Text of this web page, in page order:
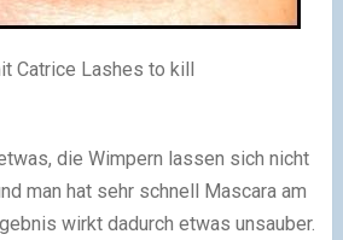
Catrice Lashes to kill
die Wimpern lassen sich nicht
man hat sehr schnell Mascara am
wirkt dadurch etwas unsauber.